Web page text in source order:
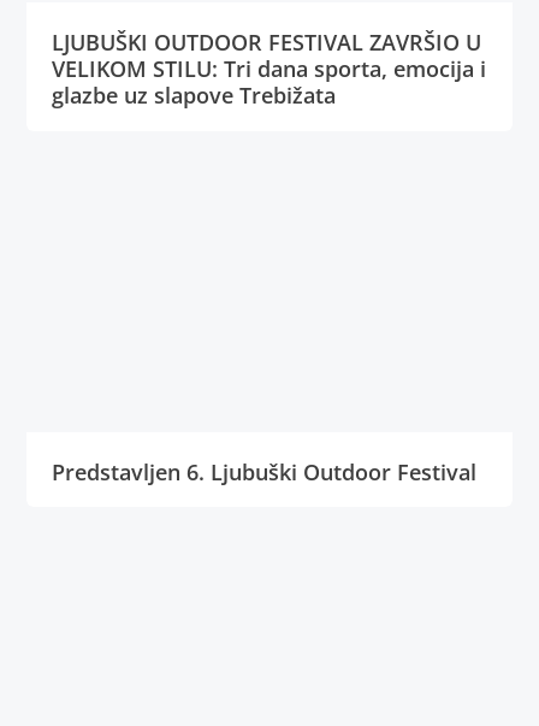
LJUBUŠKI OUTDOOR FESTIVAL ZAVRŠIO U
VELIKOM STILU: Tri dana sporta, emocija i
glazbe uz slapove Trebižata
Predstavljen 6. Ljubuški Outdoor Festival